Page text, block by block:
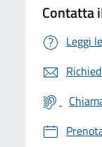
Contatta
Leggi